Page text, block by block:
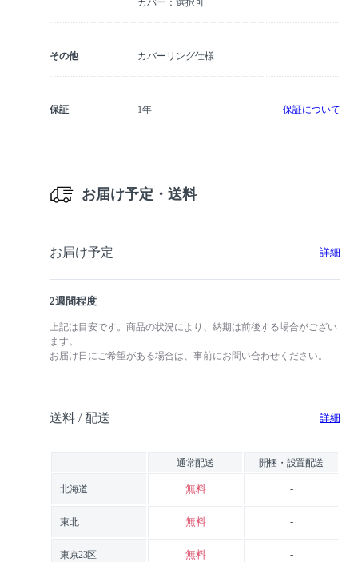
カバー：選択可
その他 カバーリング仕様
保証 1年 保証について
お届け予定・送料
お届け予定 詳細
2週間程度
上記は目安です。商品の状況により、納期は前後する場合がござい
ます。
お届け日にご希望がある場合は、事前にお問い合わせください。
送料 / 配送 詳細
通常配送 開梱・設置配送
北海道 無料 -
東北 無料 -
東京23区 無料 -